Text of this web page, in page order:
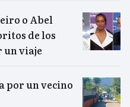
o Abel
de los
viaje
por un vecino